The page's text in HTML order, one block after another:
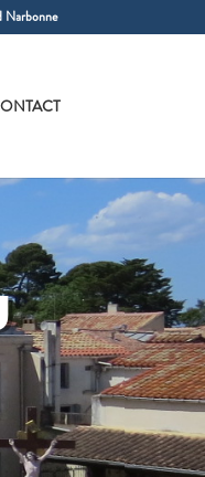
Narbonne